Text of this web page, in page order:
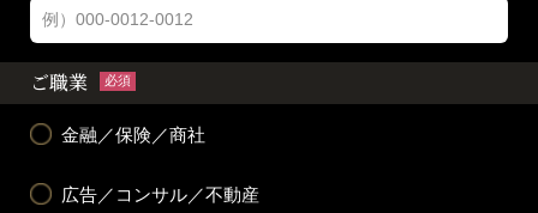
ご職業 必須
金融／保険／商社
広告／コンサル／不動産